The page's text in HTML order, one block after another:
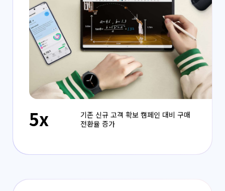
5x
기존 신규 고객 확보 캠페인 대비 구매
전환율 증가